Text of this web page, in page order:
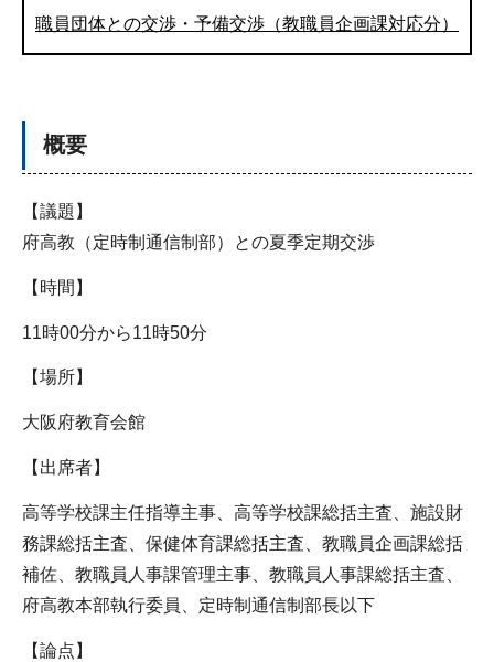
職員団体との交渉・予備交渉（教職員企画課対応分）
概要
【議題】
府高教（定時制通信制部）との夏季定期交渉
【時間】
11時00分から11時50分
【場所】
大阪府教育会館
【出席者】
高等学校課主任指導主事、高等学校課総括主査、施設財
務課総括主査、保健体育課総括主査、教職員企画課総括
補佐、教職員人事課管理主事、教職員人事課総括主査、
府高教本部執行委員、定時制通信制部長以下
【論点】